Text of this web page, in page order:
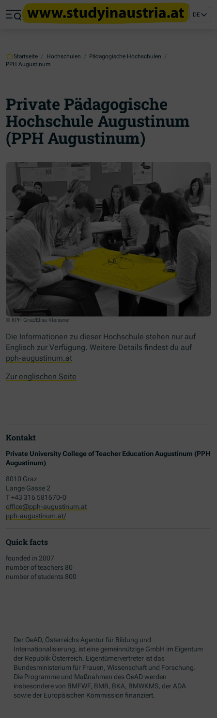
Zum Hauptinhalt springen
Zum Footer springen
DE
Startseite / Hochschulen / Pädagogische Hochschulen /
PPH Augustinum
Private Pädagogische
Hochschule Augustinum
(PPH Augustinum)
© KPH Graz/Elisa Kleissner
Die Informationen zu dieser Hochschule stehen nur auf
Englisch zur Verfügung. Weitere Details findest du auf
pph-augustinum.at
Zur englischen Seite
Kontakt
Private University College of Teacher Education Augustinum (PPH
Augustinum)
8010 Graz
Lange Gasse 2
T +43 316 581670-0
office@pph-augustinum.at
pph-augustinum.at/
Quick facts
founded in 2007
number of teachers 80
number of students 800
Der OeAD, Österreichs Agentur für Bildung und
Internationalisierung, ist eine gemeinnützige GmbH im Eigentum
der Republik Österreich. Eigentümervertreter ist das
Bundesministerium für Frauen, Wissenschaft und Forschung.
Die Programme und Maßnahmen des OeAD werden
insbesondere von BMFWF, BMB, BKA, BMWKMS, der ADA
sowie der Europäischen Kommission finanziert.